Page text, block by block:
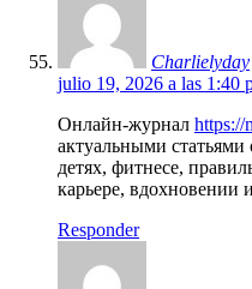
Charlielyday
julio 19, 2026 a las 1:40
Онлайн-журнал https://
актуальными статьями
детях, фитнесе,
карьере, вдохновении
Responder